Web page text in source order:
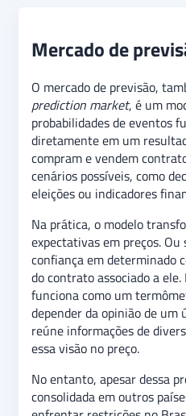
Mercado de
O mercado de previsão,
prediction market, é um
probabilidades de eventos
diretamente em um
compram e vendem
cenários possíveis, como
eleições ou indicadores
Na prática, o modelo
expectativas em preços.
confiança em determinado
do contrato associado a
funciona como um
depender da opinião de um
reúne informações de
essa visão no preço.
No entanto, apesar dessa
consolidada em outros